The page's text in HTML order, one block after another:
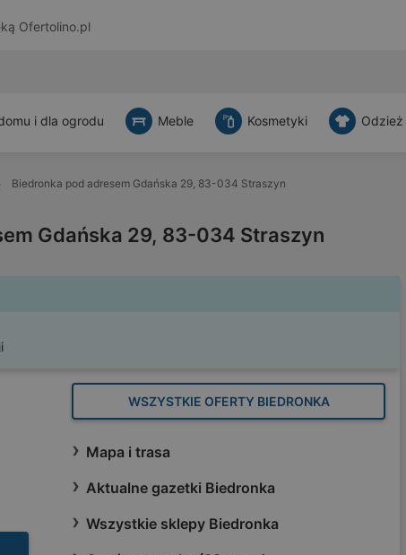
Ofertolino.pl
i dla ogrodu Meble Kosmetyki
Biedronka pod adresem Gdańska 29, 83-034 Straszyn
Gdańska 29, 83-034 Straszyn
WSZYSTKIE OFERTY BIEDRONKA
Mapa i trasa
Aktualne gazetki Biedronka
Wszystkie sklepy Biedronka